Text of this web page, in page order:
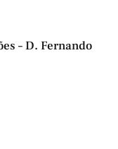
– D. Fernando